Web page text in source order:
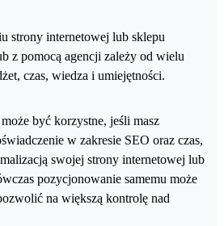
strony internetowej lub sklepu
z pomocą agencji zależy od wielu
czas, wiedza i umiejętności.
być korzystne, jeśli masz
w zakresie SEO oraz czas,
swojej strony internetowej lub
pozycjonowanie samemu może
na większą kontrolę nad